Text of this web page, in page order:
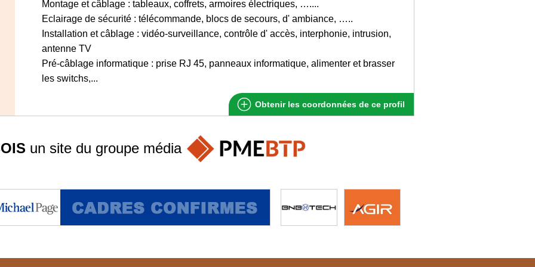
Montage et câblage : tableaux, coffrets, armoires électriques, …....
Eclairage de sécurité : télécommande, blocs de secours, d' ambiance, …..
Installation et câblage : vidéo-surveillance, contrôle d' accès, interphonie, intrusion,
antenne TV
Pré-câblage informatique : prise RJ 45, panneaux informatique, alimenter et brasser
les switchs,...
Obtenir les coordonnées de ce profil
un site du groupe média